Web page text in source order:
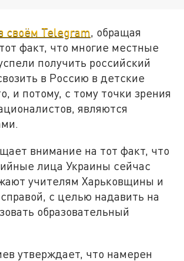
своём Telegram, обращая
факт, что многие местные
получить российский
в Россию в детские
и потому, с тому точки зрения
являются
внимание на тот факт, что
лица Украины сейчас
учителям Харьковщины и
с целью надавить на
образовательный
утверждает, что намерен